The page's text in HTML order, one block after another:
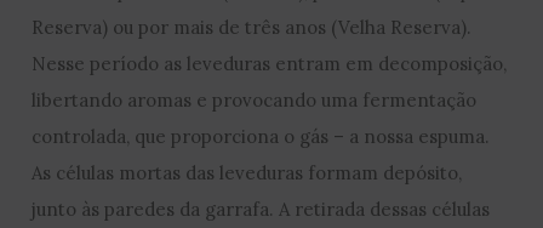
Reserva) ou por mais de três anos (Velha Reserva).
Nesse período as leveduras entram em decomposição,
libertando aromas e provocando uma fermentação
controlada, que proporciona o gás – a nossa espuma.
As células mortas das leveduras formam depósito,
junto às paredes da garrafa. A retirada dessas células